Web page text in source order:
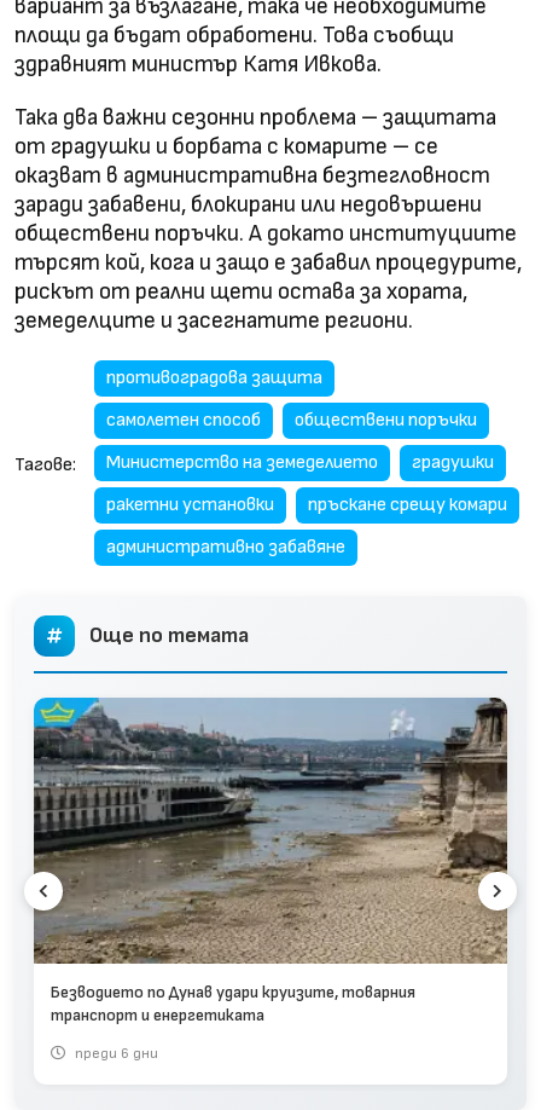
вариант за възлагане, така че необходимите
площи да бъдат обработени. Това съобщи
здравният министър Катя Ивкова.
Така два важни сезонни проблема – защитата
от градушки и борбата с комарите – се
оказват в административна безтегловност
заради забавени, блокирани или недовършени
обществени поръчки. А докато институциите
търсят кой, кога и защо е забавил процедурите,
рискът от реални щети остава за хората,
земеделците и засегнатите региони.
Тагове:
противоградова защита
самолетен способ
обществени поръчки
Министерство на земеделието
градушки
ракетни установки
пръскане срещу комари
административно забавяне
Още по темата
Безводието по Дунав удари круизите, товарния
транспорт и енергетиката
преди 6 дни